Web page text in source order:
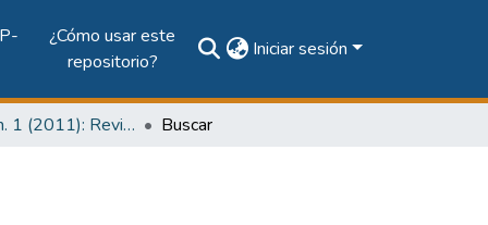
¿Cómo usar este
repositorio?
Iniciar sesión
Vol. 7, Núm. 1 (2011): Revista I+D Tecnológico Buscar